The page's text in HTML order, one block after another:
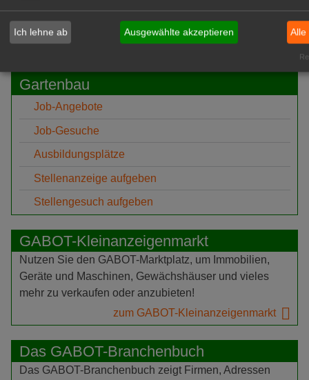
GABOT-Newsletter hier kostenfrei abonnieren!
Gartenbau
Job-Angebote
Job-Gesuche
Ausbildungsplätze
Stellenanzeige aufgeben
Stellengesuch aufgeben
GABOT-Kleinanzeigenmarkt
Nutzen Sie den GABOT-Marktplatz, um Immobilien,
Geräte und Maschinen, Gewächshäuser und vieles
mehr zu verkaufen oder anzubieten!
zum GABOT-Kleinanzeigenmarkt
Das GABOT-Branchenbuch
Das GABOT-Branchenbuch zeigt Firmen, Adressen
Ich lehne ab Ausgewählte akzeptieren Alle